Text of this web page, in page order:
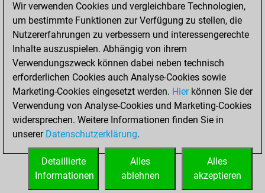
Matt auf vollem Brett
0
Bauer setzt Matt
0
Erstickte Matts
Unterverwandlungen
Türme auf der siebten
0
STARTSEITE
Wir verwenden Cookies und vergleichbare Technologien,
um bestimmte Funktionen zur Verfügung zu stellen, die
Nutzererfahrungen zu verbessern und interessengerechte
Inhalte auszuspielen. Abhängig von ihrem
Verwendungszweck können dabei neben technisch
erforderlichen Cookies auch Analyse-Cookies sowie
Marketing-Cookies eingesetzt werden. Hierkönnen Sie der
Verwendung von Analyse-Cookies und Marketing-Cookies
widersprechen. Weitere Informationen finden Sie in
unserer Datenschutzerklärung.
Alles
akzeptieren
Alles
ablehnen
Detaillierte
Informationen